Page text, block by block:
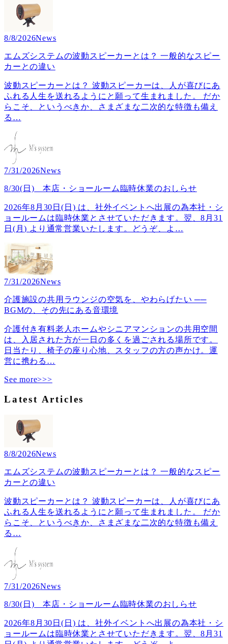
8/8/2026News
エムズシステムの波動スピーカーとは？ 一般的なスピー
カーとの違い
波動スピーカーとは？ 波動スピーカーは、人が喜びにあ
ふれる人生を送れるようにと願って生まれました。 だか
らこそ、というべきか、さまざまな二次的な特徴も備え
る …
7/31/2026News
8/30(日) 本店・ショールーム臨時休業のおしらせ
2026年8月30日(日) は、社外イベントへ出展の為本社・シ
ョールームは臨時休業とさせていただきます。翌、8月31
日(月) より通常営業いたします。どうぞ、よ …
7/31/2026News
介護施設の共用ラウンジの空気を、やわらげたい ──
BGMの、その先にある音環境
介護付き有料老人ホームやシニアマンションの共用空間
は、入居された方が一日の多くを過ごされる場所です。
日当たり、椅子の座り心地、スタッフの方の声かけ。運
営に携わる …
See more>>>
Latest Articles
8/8/2026News
エムズシステムの波動スピーカーとは？ 一般的なスピー
カーとの違い
波動スピーカーとは？ 波動スピーカーは、人が喜びにあ
ふれる人生を送れるようにと願って生まれました。 だか
らこそ、というべきか、さまざまな二次的な特徴も備え
る …
7/31/2026News
8/30(日) 本店・ショールーム臨時休業のおしらせ
2026年8月30日(日) は、社外イベントへ出展の為本社・シ
ョールームは臨時休業とさせていただきます。翌、8月31